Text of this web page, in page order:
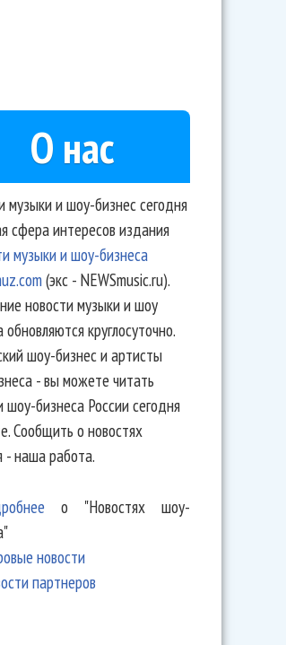
О нас
музыки и шоу-бизнес сегодня
сфера интересов издания
музыки и шоу-бизнеса
(экс - NEWSmusic.ru).
новости музыки и шоу
обновляются круглосуточно.
шоу-бизнес и артисты
- вы можете читать
шоу-бизнеса России сегодня
Сообщить о новостях
- наша работа.
о "Новостях шоу-
новости
партнеров